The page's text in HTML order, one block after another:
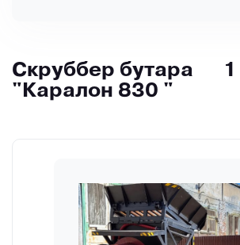
Скруббер бутара
"Каралон 830 "